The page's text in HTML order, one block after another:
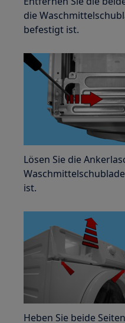
die
befestigt ist.
Lösen Sie die
ist.
Heben Sie beide